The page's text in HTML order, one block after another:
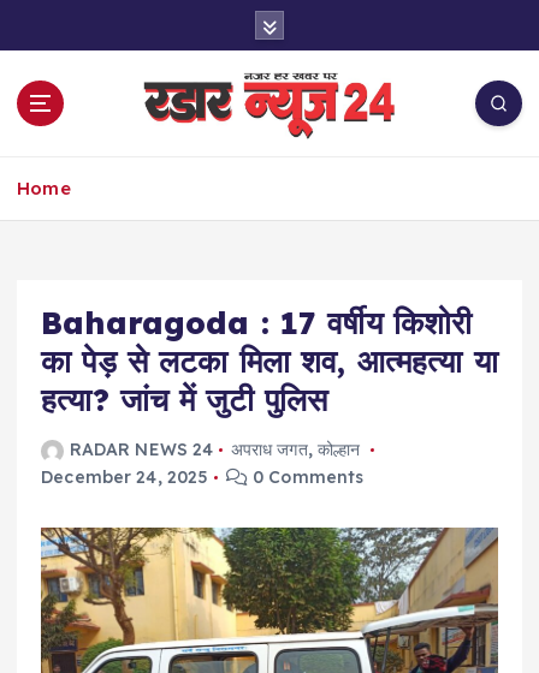
Home
Baharagoda : 17 वर्षीय किशोरी
का पेड़ से लटका मिला शव, आत्महत्या या
हत्या? जांच में जुटी पुलिस
RADAR NEWS 24 अपराध जगत, कोल्हान
December 24, 2025
0 Comments